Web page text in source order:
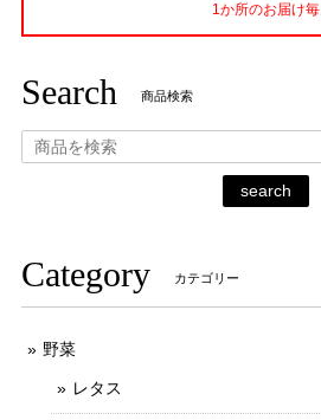
1か所のお届け毎
Search 商品検索
search
Category カテゴリー
野菜
レタス